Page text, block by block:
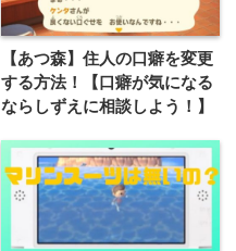
【あつ森】住人の口癖を変更
する方法！【口癖が気になる
ならしずえに相談しよう！】